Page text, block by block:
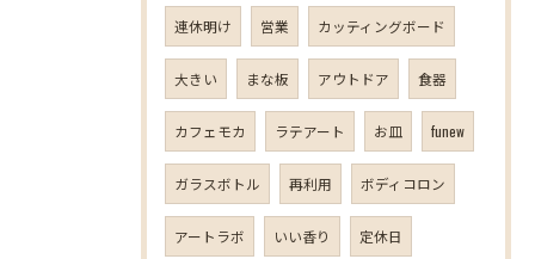
連休明け 営業 カッティングボード
大きい まな板 アウトドア 食器
カフェモカ ラテアート お皿 funew
ガラスボトル 再利用 ボディコロン
アートラボ いい香り 定休日